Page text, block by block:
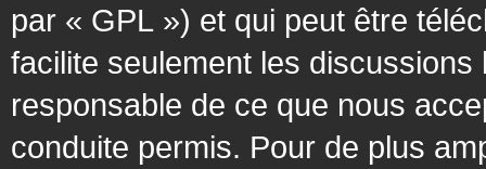
par « GPL ») et qui peut être
facilite seulement les
responsable de ce que nous
conduite permis. Pour de plus